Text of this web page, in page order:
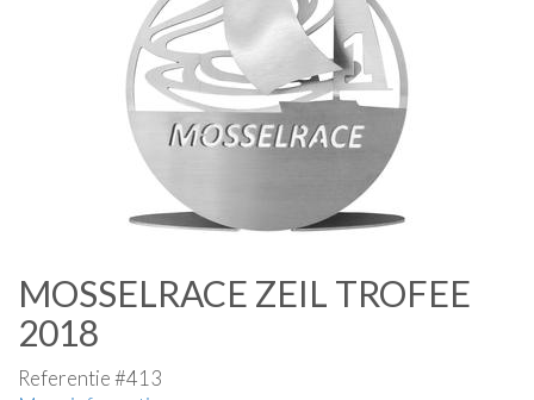
MOSSELRACE ZEIL TROFEE
2018
Referentie #413